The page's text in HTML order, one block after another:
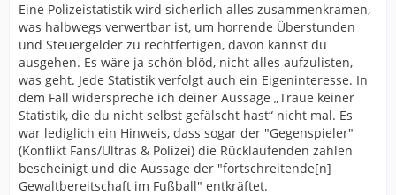
Eine Polizeistatistik wird sicherlich alles zusammenkramen,
was halbwegs verwertbar ist, um horrende Überstunden
und Steuergelder zu rechtfertigen, davon kannst du
ausgehen. Es wäre ja schön blöd, nicht alles aufzulisten,
was geht. Jede Statistik verfolgt auch ein Eigeninteresse. In
dem Fall widerspreche ich deiner Aussage „Traue keiner
Statistik, die du nicht selbst gefälscht hast“ nicht mal. Es
war lediglich ein Hinweis, dass sogar der "Gegenspieler"
(Konflikt Fans/Ultras & Polizei) die Rücklaufenden zahlen
bescheinigt und die Aussage der "fortschreitende[n]
Gewaltbereitschaft im Fußball" entkräftet.